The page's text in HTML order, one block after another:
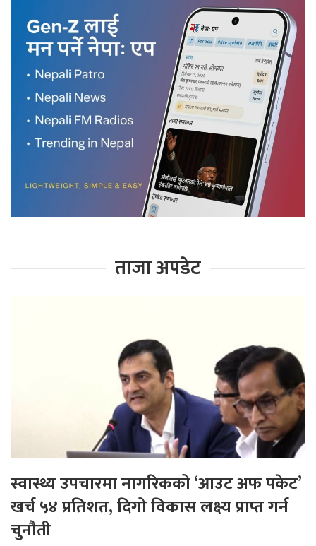
ताजा अपडेट
स्वास्थ्य उपचारमा नागरिकको ‘आउट अफ पकेट’
खर्च ५४ प्रतिशत, दिगो विकास लक्ष्य प्राप्त गर्न
चुनौती